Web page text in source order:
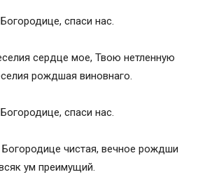
спаси нас.
сердце мое, Твою нетленную
рождшая виновнаго.
спаси нас.
чистая, вечное рождши
ум преимущий.